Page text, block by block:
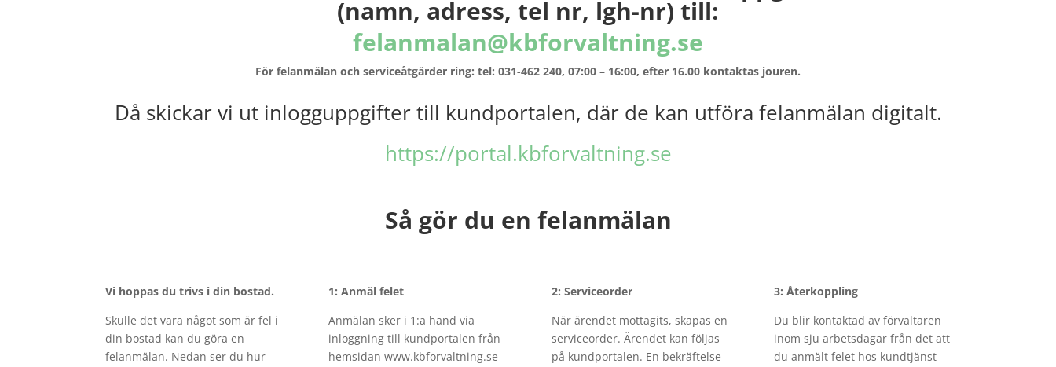
(namn, adress, tel nr, lgh-nr) till:
felanmalan@kbforvaltning.se
För felanmälan och serviceåtgärder ring: tel: 031-462 240, 07:00 – 16:00, efter 16.00 kontaktas jouren.
Då skickar vi ut inlogguppgifter till kundportalen, där de kan utföra felanmälan digitalt.
https://portal.kbforvaltning.se
Så gör du en felanmälan
Vi hoppas du trivs i din bostad.
Skulle det vara något som är fel i
din bostad kan du göra en
felanmälan. Nedan ser du hur
1: Anmäl felet
Anmälan sker i 1:a hand via
inloggning till kundportalen från
hemsidan www.kbforvaltning.se
2: Serviceorder
När ärendet mottagits, skapas en
serviceorder. Ärendet kan följas
på kundportalen. En bekräftelse
3: Återkoppling
Du blir kontaktad av förvaltaren
inom sju arbetsdagar från det att
du anmält felet hos kundtjänst